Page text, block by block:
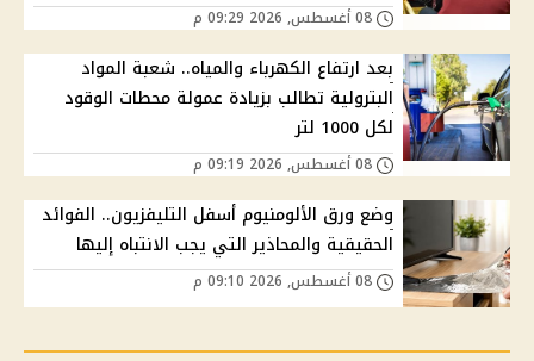
بعد ارتفاع الكهرباء والمياه.. شعبة المواد
البترولية تطالب بزيادة عمولة محطات الوقود
لكل 1000 لتر
وضع ورق الألومنيوم أسفل التليفزيون.. الفوائد
الحقيقية والمحاذير التي يجب الانتباه إليها